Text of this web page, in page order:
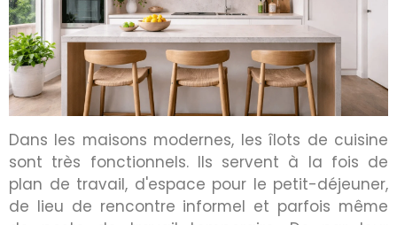
Dans les maisons modernes, les îlots de cuisine
sont très fonctionnels. Ils servent à la fois de
plan de travail, d'espace pour le petit-déjeuner,
de lieu de rencontre informel et parfois même